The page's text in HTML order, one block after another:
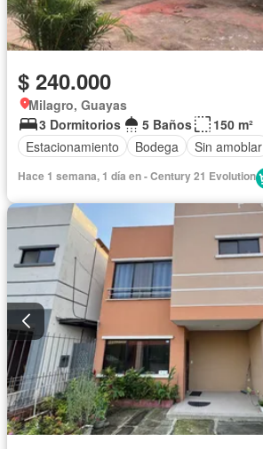
$ 240.000
Milagro, Guayas
3 Dormitorios
5 Baños
150 m²
Estacionamiento
Bodega Sin amoblar
Hace 1 semana, 1 día en - Century 21 Evolution